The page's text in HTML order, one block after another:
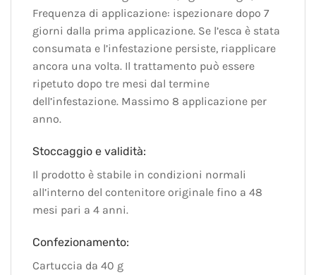
Frequenza di applicazione: ispezionare dopo 7
giorni dalla prima applicazione. Se l’esca è stata
consumata e l’infestazione persiste, riapplicare
ancora una volta. Il trattamento può essere
ripetuto dopo tre mesi dal termine
dell’infestazione. Massimo 8 applicazione per
anno.
Stoccaggio e validità:
Il prodotto è stabile in condizioni normali
all’interno del contenitore originale fino a 48
mesi pari a 4 anni.
Confezionamento:
Cartuccia da 40 g